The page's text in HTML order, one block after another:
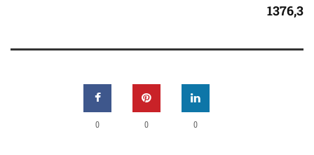
1376,3
0 0 0